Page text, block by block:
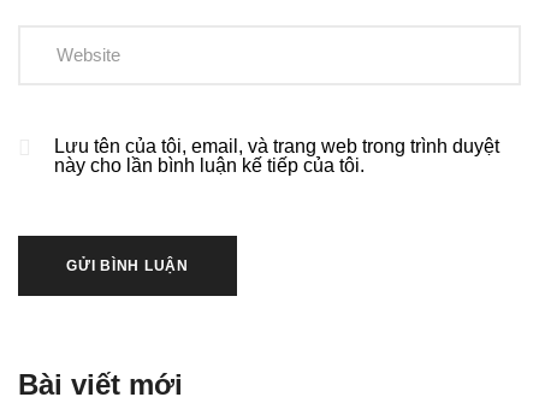
Lưu tên của tôi, email, và trang web trong trình duyệt
này cho lần bình luận kế tiếp của tôi.
Bài viết mới